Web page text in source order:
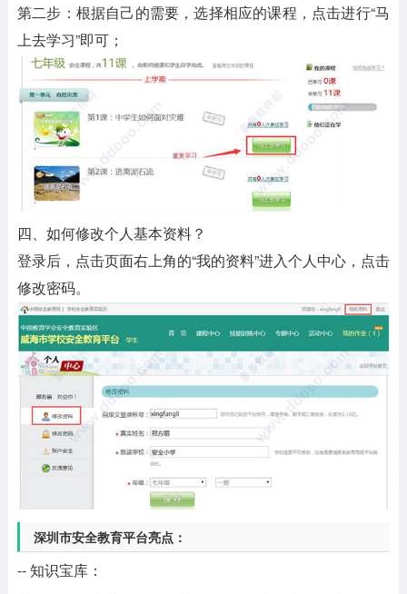
第二步：根据自己的需要，选择相应的课程，点击进行“马
上去学习”即可；
四、如何修改个人基本资料？
登录后，点击页面右上角的“我的资料”进入个人中心，点击
修改密码。
深圳市安全教育平台亮点：
-- 知识宝库：